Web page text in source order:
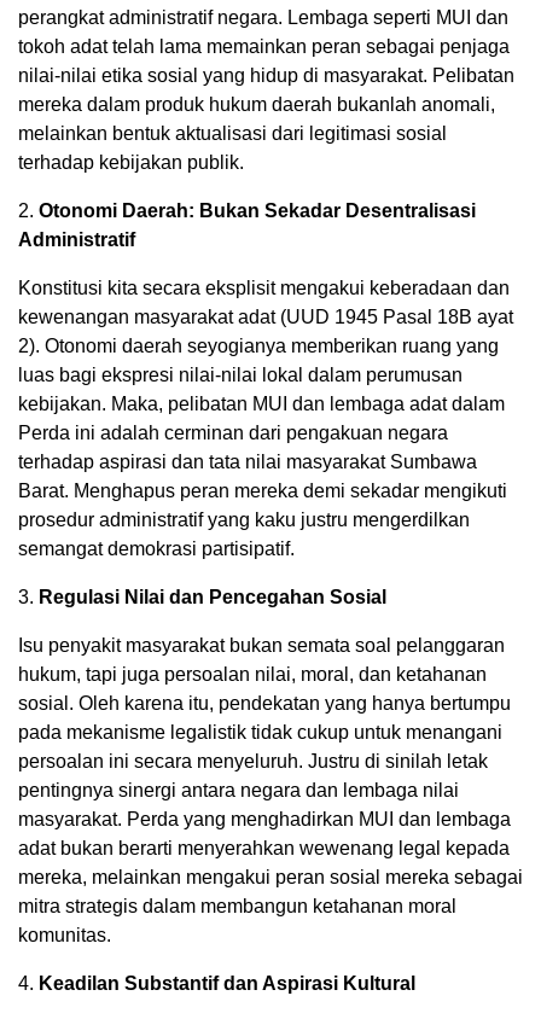
perangkat administratif negara. Lembaga seperti MUI dan
tokoh adat telah lama memainkan peran sebagai penjaga
nilai-nilai etika sosial yang hidup di masyarakat. Pelibatan
mereka dalam produk hukum daerah bukanlah anomali,
melainkan bentuk aktualisasi dari legitimasi sosial
terhadap kebijakan publik.
2. Otonomi Daerah: Bukan Sekadar Desentralisasi
Administratif
Konstitusi kita secara eksplisit mengakui keberadaan dan
kewenangan masyarakat adat (UUD 1945 Pasal 18B ayat
2). Otonomi daerah seyogianya memberikan ruang yang
luas bagi ekspresi nilai-nilai lokal dalam perumusan
kebijakan. Maka, pelibatan MUI dan lembaga adat dalam
Perda ini adalah cerminan dari pengakuan negara
terhadap aspirasi dan tata nilai masyarakat Sumbawa
Barat. Menghapus peran mereka demi sekadar mengikuti
prosedur administratif yang kaku justru mengerdilkan
semangat demokrasi partisipatif.
3. Regulasi Nilai dan Pencegahan Sosial
Isu penyakit masyarakat bukan semata soal pelanggaran
hukum, tapi juga persoalan nilai, moral, dan ketahanan
sosial. Oleh karena itu, pendekatan yang hanya bertumpu
pada mekanisme legalistik tidak cukup untuk menangani
persoalan ini secara menyeluruh. Justru di sinilah letak
pentingnya sinergi antara negara dan lembaga nilai
masyarakat. Perda yang menghadirkan MUI dan lembaga
adat bukan berarti menyerahkan wewenang legal kepada
mereka, melainkan mengakui peran sosial mereka sebagai
mitra strategis dalam membangun ketahanan moral
komunitas.
4. Keadilan Substantif dan Aspirasi Kultural